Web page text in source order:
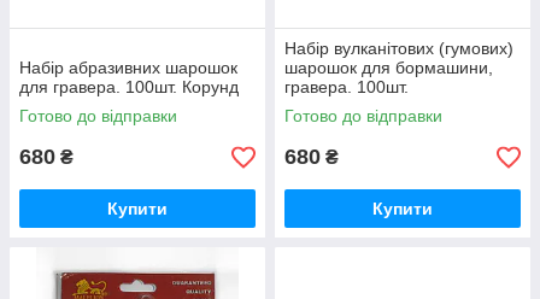
Набір абразивних шарошок
для гравера. 100шт. Корунд
Готово до відправки
680 ₴
Купити
Набір вулканітових (гумових)
шарошок для бормашини,
гравера. 100шт.
Готово до відправки
680 ₴
Купити